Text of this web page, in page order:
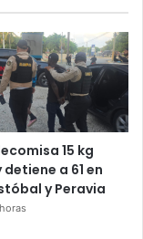
15 kg
a 61 en
y Peravia